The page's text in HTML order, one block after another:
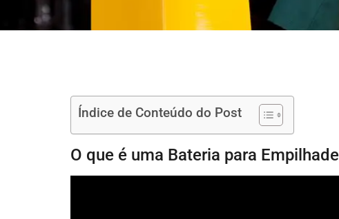
Índice de Conteúdo do Post
O que é uma Bateria para